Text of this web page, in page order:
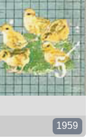
1959